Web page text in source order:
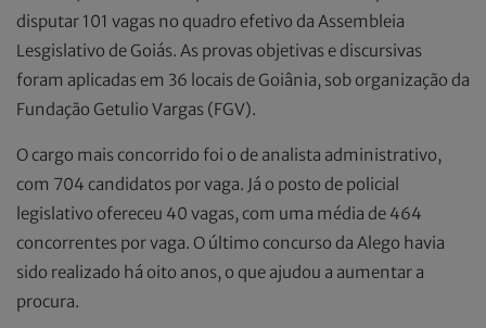
disputar 101 vagas no quadro efetivo da Assembleia
Lesgislativo de Goiás. As provas objetivas e discursivas
foram aplicadas em 36 locais de Goiânia, sob organização da
Fundação Getulio Vargas (FGV).
O cargo mais concorrido foi o de analista administrativo,
com 704 candidatos por vaga. Já o posto de policial
legislativo ofereceu 40 vagas, com uma média de 464
concorrentes por vaga. O último concurso da Alego havia
sido realizado há oito anos, o que ajudou a aumentar a
procura.